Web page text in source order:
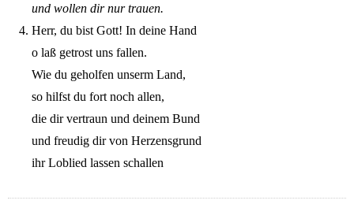
und wollen dir nur trauen.
Herr, du bist Gott! In deine Hand
o laß getrost uns fallen.
Wie du geholfen unserm Land,
so hilfst du fort noch allen,
die dir vertraun und deinem Bund
und freudig dir von Herzensgrund
ihr Loblied lassen schallen